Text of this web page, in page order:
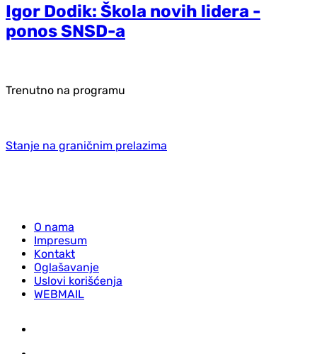
Igor Dodik: Škola novih lidera -
ponos SNSD-a
Trenutno na programu
Stanje na graničnim prelazima
O nama
Impresum
Kontakt
Oglašavanje
Uslovi korišćenja
WEBMAIL